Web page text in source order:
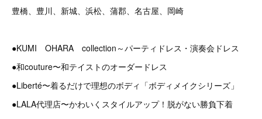
豊橋、豊川、新城、浜松、蒲郡、名古屋、岡崎
●KUMI OHARA collection～パーティドレス・演奏会ドレス
●和couture〜和テイストのオーダードレス
●Liberté〜着るだけで理想のボディ「ボディメイクシリーズ」
●LALA代理店〜かわいくスタイルアップ！脱がない勝負下着